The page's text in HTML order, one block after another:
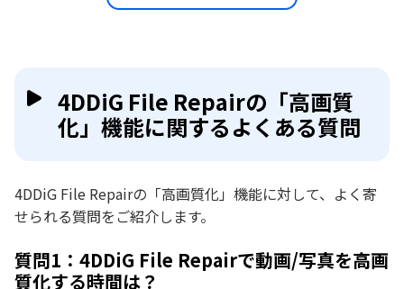
4DDiG File Repairの「高画質
化」機能に関するよくある質問
4DDiG File Repairの「高画質化」機能に対して、よく寄
せられる質問をご紹介します。
質問1：4DDiG File Repairで動画/写真を高画
質化する時間は？